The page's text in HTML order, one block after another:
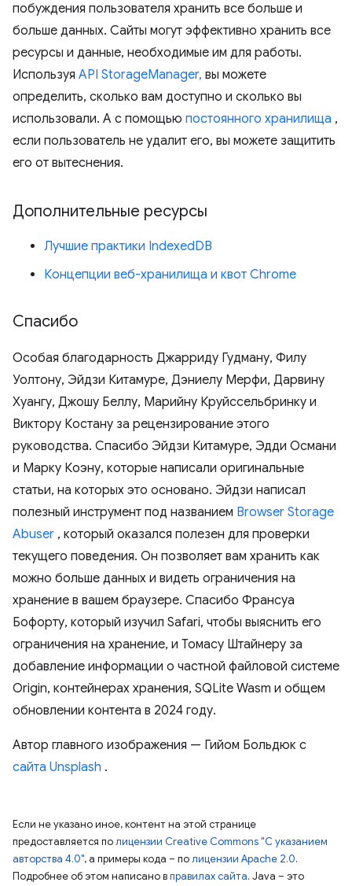
побуждения пользователя хранить все больше и
больше данных. Сайты могут эффективно хранить все
ресурсы и данные, необходимые им для работы.
Используя API StorageManager, вы можете
определить, сколько вам доступно и сколько вы
использовали. А с помощью постоянного хранилища ,
если пользователь не удалит его, вы можете защитить
его от вытеснения.
Дополнительные ресурсы
Лучшие практики IndexedDB
Концепции веб-хранилища и квот Chrome
Спасибо
Особая благодарность Джарриду Гудману, Филу
Уолтону, Эйдзи Китамуре, Дэниелу Мерфи, Дарвину
Хуангу, Джошу Беллу, Марийну Круйссельбринку и
Виктору Костану за рецензирование этого
руководства. Спасибо Эйдзи Китамуре, Эдди Османи
и Марку Коэну, которые написали оригинальные
статьи, на которых это основано. Эйдзи написал
полезный инструмент под названием Browser Storage
Abuser , который оказался полезен для проверки
текущего поведения. Он позволяет вам хранить как
можно больше данных и видеть ограничения на
хранение в вашем браузере. Спасибо Франсуа
Бофорту, который изучил Safari, чтобы выяснить его
ограничения на хранение, и Томасу Штайнеру за
добавление информации о частной файловой системе
Origin, контейнерах хранения, SQLite Wasm и общем
обновлении контента в 2024 году.
Автор главного изображения — Гийом Больдюк с
сайта Unsplash .
Если не указано иное, контент на этой странице
предоставляется полицензии Creative Commons "С указанием
авторства 4.0", а примеры кода – полицензии Apache 2.0.
Подробнее об этом написано вправилах сайта. Java – это